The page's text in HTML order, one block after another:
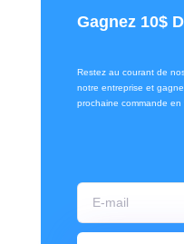
Gagnez 10$
Restez au courant de
notre entreprise et
prochaine commande en